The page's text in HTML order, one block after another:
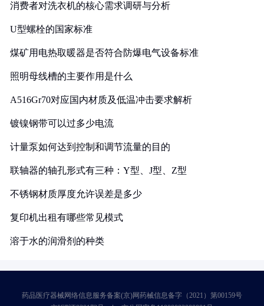
消费者对洗衣机的核心需求调研与分析
U型螺栓的国家标准
煤矿用电热取暖器是否符合防爆电气设备标准
照明母线槽的主要作用是什么
A516Gr70对应国内材质及低温冲击要求解析
镀镍钢带可以过多少电流
计量泵如何达到控制和调节流量的目的
联轴器的轴孔形式有三种：Y型、J型、Z型
不锈钢材质厚度允许误差是多少
复印机出租有哪些常见模式
溶于水的润滑剂的种类
药品医疗器械网络信息服务备案(京)网药械信息备字（2021）第00159号